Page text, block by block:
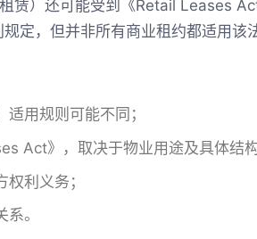
赁）还可能受到《Retail Leases
定，但并非所有商业租约都适用该法
用规则可能不同；
Act》，取决于物业用途及具体结构
利义务；
。